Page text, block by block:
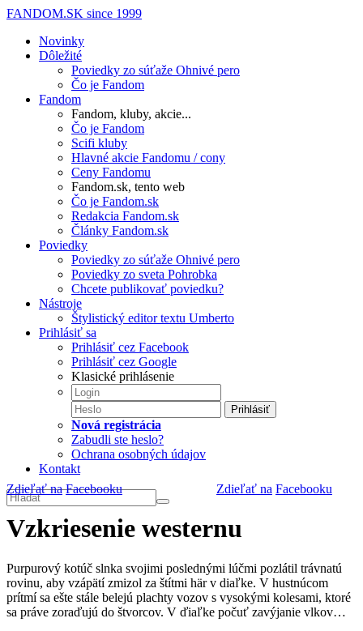
FANDOM.SK since 1999
Novinky
Dôležité
Poviedky zo súťaže Ohnivé pero
Čo je Fandom
Fandom
Fandom, kluby, akcie...
Čo je Fandom
Scifi kluby
Hlavné akcie Fandomu / cony
Ceny Fandomu
Fandom.sk, tento web
Čo je Fandom.sk
Redakcia Fandom.sk
Články Fandom.sk
Poviedky
Poviedky zo súťaže Ohnivé pero
Poviedky zo sveta Pohrobka
Chcete publikovať poviedku?
Nástroje
Štylistický editor textu Umberto
Prihlásiť sa
Prihlásiť cez Facebook
Prihlásiť cez Google
Klasické prihlásenie
Prihlásiť
Nová registrácia
Zabudli ste heslo?
Ochrana osobných údajov
Kontakt
Zdieľať na Facebooku
Zdieľať na Facebooku
Vzkriesenie westernu
Purpurový kotúč slnka svojimi poslednými lúčmi pozlátil trávnatú
rovinu, aby vzápätí zmizol za štítmi här v diaľke. V hustnúcom
prítmí sa ešte stále belejú plachty vozov s vysokými kolesami, ktoré
sa práve zoraďujú do štvorcov. V ďiaľke počuť zavýjanie vlkov…